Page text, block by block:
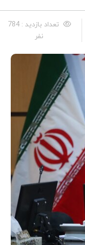
تعداد بازدید : 784
نفر